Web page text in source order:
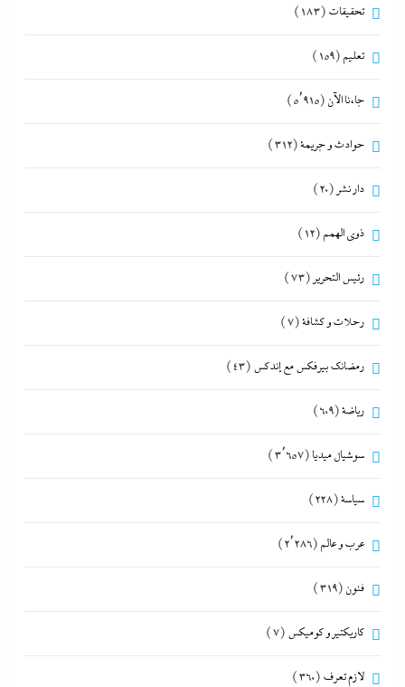
تحقيقات (183)
تعليم (159)
جاءنا الآن (5٬915)
حوادث و جريمة(312)
دار نشر (20)
ذوى الهمم (12)
رئيس التحرير (73)
رحلات و كشافة(7)
رمضانك بيرفكس مع إندكس (43)
رياضة(609)
سوشيال ميديا (3٬657)
سياسة(228)
عرب و عالم (2٬286)
فنون (319)
كاريكتير و كوميكس (7)
لازم تعرف (360)